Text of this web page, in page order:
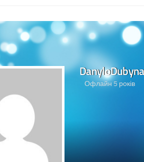
DanyloDubyna
Офлайн 5 років